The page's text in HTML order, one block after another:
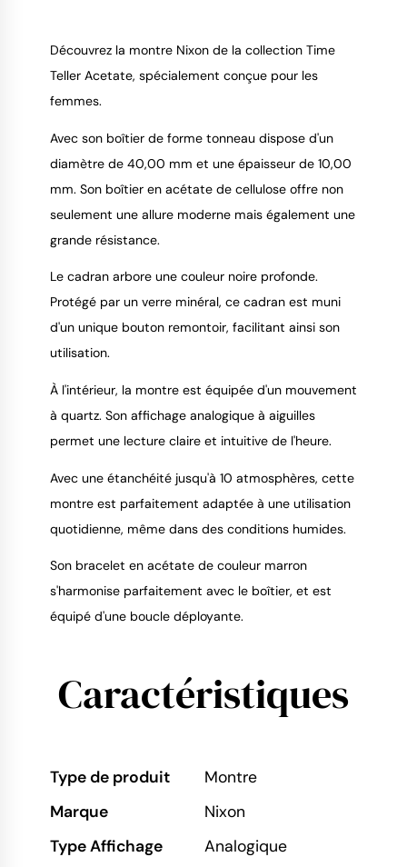
Découvrez la montre Nixon de la collection Time
Teller Acetate, spécialement conçue pour les
femmes.
Avec son boîtier de forme tonneau dispose d'un
diamètre de 40,00 mm et une épaisseur de 10,00
mm. Son boîtier en acétate de cellulose offre non
seulement une allure moderne mais également une
grande résistance.
Le cadran arbore une couleur noire profonde.
Protégé par un verre minéral, ce cadran est muni
d'un unique bouton remontoir, facilitant ainsi son
utilisation.
À l'intérieur, la montre est équipée d'un mouvement
à quartz. Son affichage analogique à aiguilles
permet une lecture claire et intuitive de l'heure.
Avec une étanchéité jusqu'à 10 atmosphères, cette
montre est parfaitement adaptée à une utilisation
quotidienne, même dans des conditions humides.
Son bracelet en acétate de couleur marron
s'harmonise parfaitement avec le boîtier, et est
équipé d'une boucle déployante.
Caractéristiques
Type de produit
Montre
Marque
Nixon
Type Affichage
Analogique